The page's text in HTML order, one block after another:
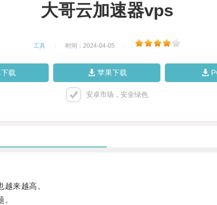
大哥云加速器vps
工具 时间：2024-04-05
载 苹果下载
安卓市场，安全绿色
来越高。